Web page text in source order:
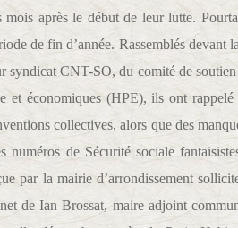
mois après le début de leur lutte.
de fin d’année. Rassemblés devant
syndicat CNT-SO, du comité de
et économiques (HPE), ils ont rappelé
collectives, alors que des
numéros de Sécurité sociale
par la mairie d’arrondissement
de Ian Brossat, maire adjoint